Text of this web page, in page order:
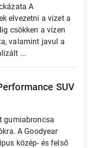
A
elvezetni a vizet a
csökken a vízen
valamint javul a
...
SUV
gumiabroncsa
A Goodyear
közép- és felső